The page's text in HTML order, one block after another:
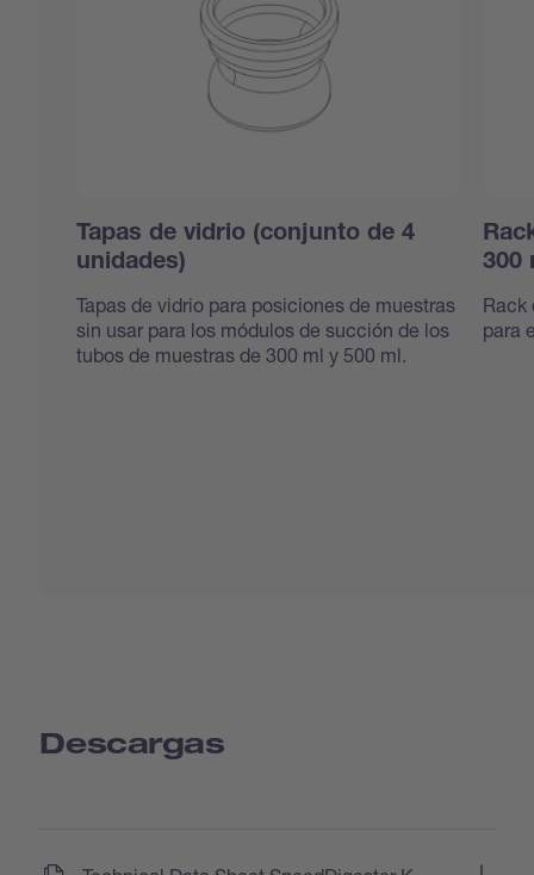
Tapas de vidrio (conjunto de 4
unidades)
Tapas de vidrio para posiciones de muestras
sin usar para los módulos de succión de los
tubos de muestras de 300 ml y 500 ml.
300
Rack
para
Descargas